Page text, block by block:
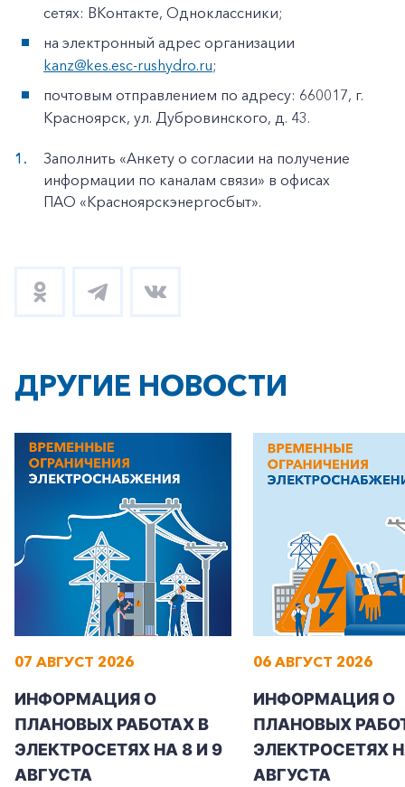
сетях: ВКонтакте, Одноклассники;
на электронный адрес организации
kanz@kes.esc-rushydro.ru;
почтовым отправлением по адресу: 660017, г.
Красноярск, ул. Дубровинского, д. 43.
Заполнить «Анкету о согласии на получение
информации по каналам связи» в офисах
ПАО «Красноярскэнергосбыт».
ДРУГИЕ НОВОСТИ
07 АВГУСТ 2026
ИНФОРМАЦИЯ О
ПЛАНОВЫХ РАБОТАХ В
ЭЛЕКТРОСЕТЯХ НА 8 И 9
АВГУСТА
06 АВГУСТ 2026
ИНФОРМАЦИЯ О
ПЛАНОВЫХ
ЭЛЕКТРОСЕТЯХ
АВГУСТА